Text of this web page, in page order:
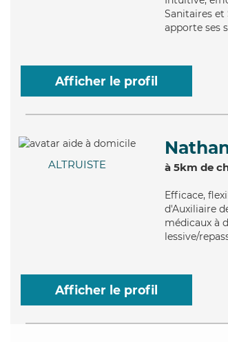
Sanitaires et
apporte ses
Afficher le profil
ALTRUISTE à 5km de
Efficace,
d'Auxiliaire
médicaux à
lessive/
Afficher le profil